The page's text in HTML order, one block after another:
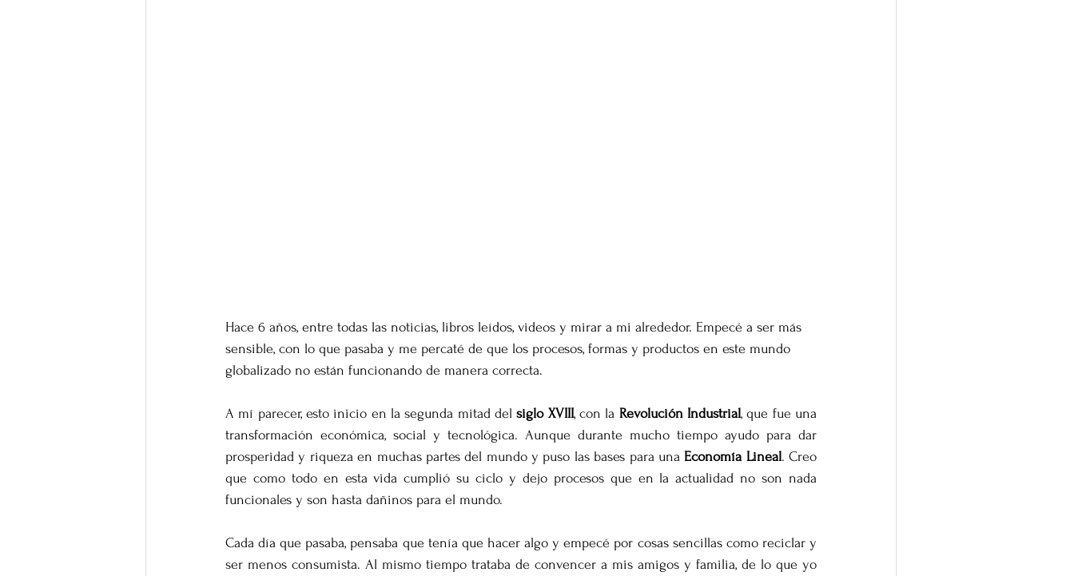
Hace 6 años, entre todas las noticias, libros leídos, videos y mirar a mi alrededor. Empecé a ser más
sensible, con lo que pasaba y me percaté de que los procesos, formas y productos en este mundo
globalizado no están funcionando de manera correcta.
A mí parecer, esto inicio en la segunda mitad del siglo XVIII, con la Revolución Industrial, que fue una
transformación económica, social y tecnológica. Aunque durante mucho tiempo ayudo para dar
prosperidad y riqueza en muchas partes del mundo y puso las bases para una Economía Lineal. Creo
que como todo en esta vida cumplió su ciclo y dejo procesos que en la actualidad no son nada
funcionales y son hasta dañinos para el mundo.
Cada día que pasaba, pensaba que tenía que hacer algo y empecé por cosas sencillas como reciclar y
ser menos consumista. Al mismo tiempo trataba de convencer a mis amigos y familia, de lo que yo